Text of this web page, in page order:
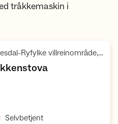
tråkkemaskin i
Setesdal-Ryfylke villreinområde, Setesdalsheiane
,
Selvbetjent,